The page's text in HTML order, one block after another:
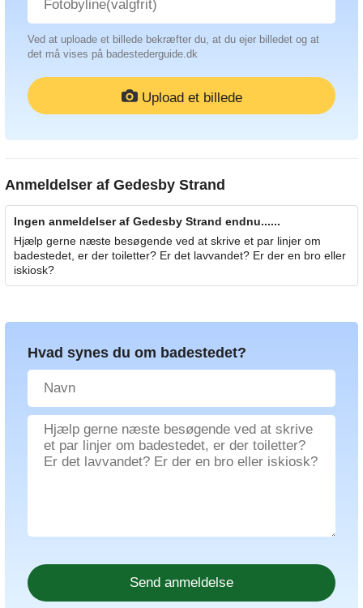
Ved at uploade et billede bekræfter du, at du ejer billedet og at
det må vises på badestederguide.dk
Upload et billede
Anmeldelser af Gedesby Strand
Ingen anmeldelser af Gedesby Strand endnu......
Hjælp gerne næste besøgende ved at skrive et par linjer om
badestedet, er der toiletter? Er det lavvandet? Er der en bro eller
iskiosk?
Hvad synes du om badestedet?